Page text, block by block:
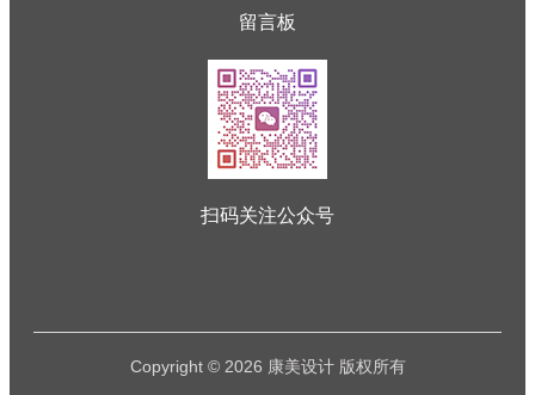
留言板
扫码关注公众号
Copyright © 2026 康美设计 版权所有